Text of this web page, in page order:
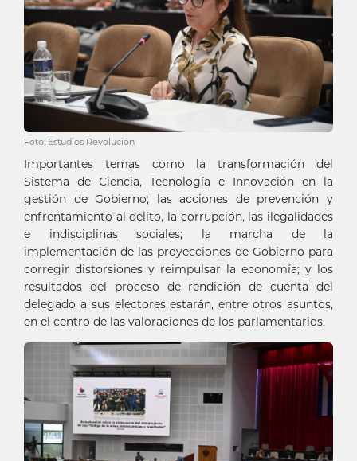
Foto: Estudios Revolución
Importantes temas como la transformación del
Sistema de Ciencia, Tecnología e Innovación en la
gestión de Gobierno; las acciones de prevención y
enfrentamiento al delito, la corrupción, las ilegalidades
e indisciplinas sociales; la marcha de la
implementación de las proyecciones de Gobierno para
corregir distorsiones y reimpulsar la economía; y los
resultados del proceso de rendición de cuenta del
delegado a sus electores estarán, entre otros asuntos,
en el centro de las valoraciones de los parlamentarios.